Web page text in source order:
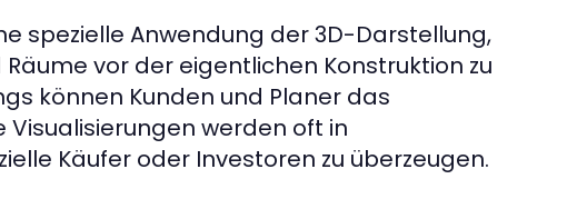
spezielle Anwendung der 3D-Darstellung,
vor der eigentlichen Konstruktion zu
können Kunden und Planer das
werden oft in
Käufer oder Investoren zu überzeugen.